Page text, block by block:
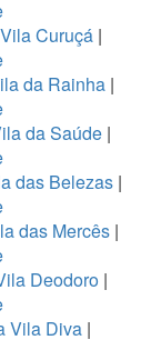
Curuçá |
da Rainha |
da Saúde |
das Belezas|
das Mercês|
Deodoro|
Vila Diva |